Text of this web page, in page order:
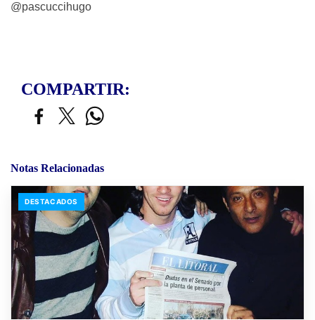
@pascuccihugo
COMPARTIR:
Notas Relacionadas
DESTACADOS